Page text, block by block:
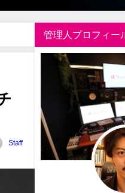
Staff
管理人プロフィー